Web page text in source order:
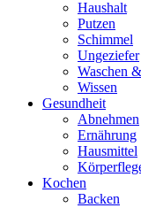
Haushalt
Putzen
Schimmel
Ungeziefer
Waschen
Wissen
Gesundheit
Abnehmen
Ernährung
Hausmittel
Kochen
Backen